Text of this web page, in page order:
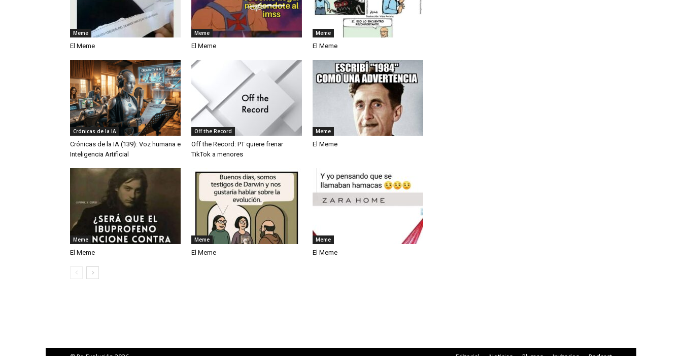
Meme
El Meme
Meme
El Meme
Meme
El Meme
Crónicas de la IA
Crónicas de la IA (139): Voz humana e
Inteligencia Artificial
Off the Record
Off the Record: PT quiere frenar
TikTok a menores
Meme
El Meme
Meme
El Meme
Meme
El Meme
Meme
El Meme